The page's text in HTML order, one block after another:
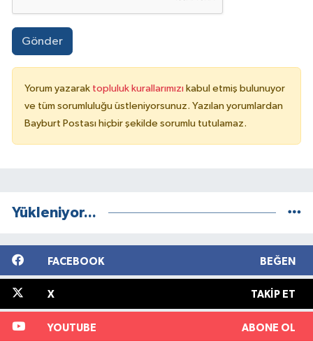
Gönder
Yorum yazarak topluluk kurallarımızı kabul etmiş bulunuyor
ve tüm sorumluluğu üstleniyorsunuz. Yazılan yorumlardan
Bayburt Postası hiçbir şekilde sorumlu tutulamaz.
Yükleniyor...
FACEBOOK BEĞEN
X TAKIP ET
YOUTUBE ABONE OL